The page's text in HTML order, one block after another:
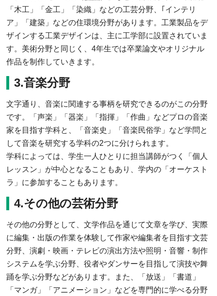
「木工」「金工」「染織」などの工芸分野、｢インテリ
ア」「建築」などの住環境分野があります。工業製品をデ
ザインする工業デザインは、主に工学部に設置されていま
す。美術分野と同じく、4年生では卒業論文やオリジナル
作品を制作していきます。
3.音楽分野
文字通り、音楽に関連する事柄を研究できるのがこの分野
です。「声楽」「器楽」「指揮」「作曲」などプロの音楽
家を目指す学科と、「音楽史」「音楽民俗学」など学問と
して音楽を研究する学科の2つに分けられます。
学科によっては、学生一人ひとりに担当講師がつく「個人
レッスン」が中心となることもあり、学内の「オーケスト
ラ」に参加することもあります。
4.その他の芸術分野
その他の分野として、文学作品を通じて文章を学び、実際
に編集・出版の作業を体験して作家や編集者を目指す文芸
分野、演劇・映画・テレビの演出方法や照明・音響・制作
システムを学ぶ分野、役者やダンサーを目指して演技や舞
踊を学ぶ分野などがあります。また、「放送」「書道」
「マンガ」「アニメーション」などを専門的に学べる分野